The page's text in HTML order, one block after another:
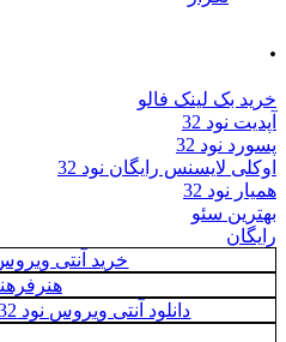
لینک فالو
32
32
رایگان نود 32
32
سئو
خرید آنتی ویروس Kaspersky
هنرفرهنگی
دانلود آنتی ویروس نود 32 ورژن 14 کرک شده